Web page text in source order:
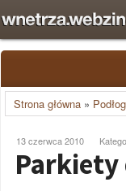
Strona główna »
13 czerwca 2010